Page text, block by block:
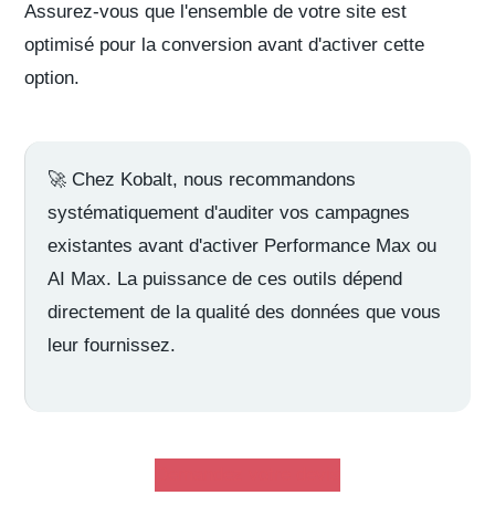
Assurez-vous que l'ensemble de votre site est
optimisé pour la conversion avant d'activer cette
option.
🚀 Chez Kobalt, nous recommandons
systématiquement d'auditer vos campagnes
existantes avant d'activer Performance Max ou
AI Max. La puissance de ces outils dépend
directement de la qualité des données que vous
leur fournissez.